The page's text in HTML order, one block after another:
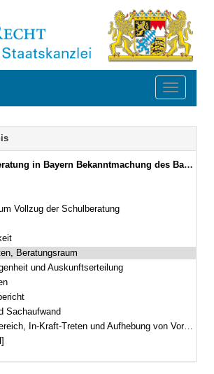
Toggle
Bayerischen Staatsministeriums für Unterricht und Kultus vom 29. Oktober 2001, Az. VI/9-S4305-6/40 922 (KWMBl. I S. 454) (StAnz. Nr. 47)
Vollzug der Schulberatung
Beratungsraum
und Auskunftserteilung
Sachaufwand
In-Kraft-Treten und Aufhebung von Vorschriften